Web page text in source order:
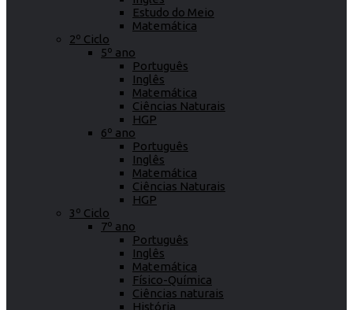
Estudo do Meio
Matemática
2º Ciclo
5º ano
Português
Inglês
Matemática
Ciências Naturais
HGP
6º ano
Português
Inglês
Matemática
Ciências Naturais
HGP
3º Ciclo
7º ano
Português
Inglês
Matemática
Físico-Química
Ciências naturais
História